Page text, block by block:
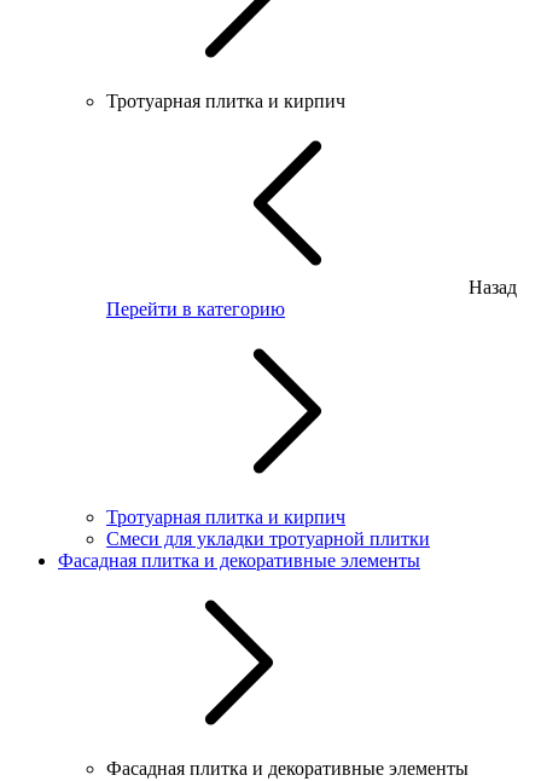
Тротуарная плитка и кирпич
Назад
Перейти в категорию
Тротуарная плитка и кирпич
Смеси для укладки тротуарной плитки
Фасадная плитка и декоративные элементы
Фасадная плитка и декоративные элементы